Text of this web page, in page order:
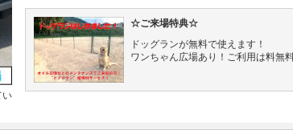
い
☆ご来場特典☆
ドッグランが無料で使えます！
ワンちゃん広場あり！ご利用は料無料